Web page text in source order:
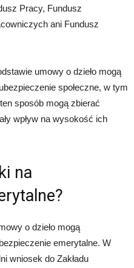
Pracy, Fundusz
ani Fundusz
umowy o dzieło mogą
społeczne, w tym
sposób mogą zbierać
wpływ na wysokość ich
na
o dzieło mogą
emerytalne. W
wniosek do Zakładu